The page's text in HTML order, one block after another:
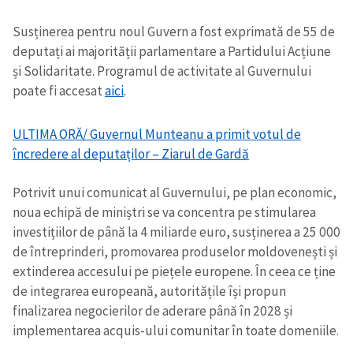
Susținerea pentru noul Guvern a fost exprimată de 55 de
deputați ai majorității parlamentare a Partidului Acțiune
și Solidaritate. Programul de activitate al Guvernului
poate fi accesataici.
ULTIMA ORĂ/ Guvernul Munteanu a primit votul de
încredere al deputaților – Ziarul de Gardă
Potrivit unui comunicat al Guvernului, pe plan economic,
noua echipă de miniștri se va concentra pe stimularea
investițiilor de până la 4 miliarde euro, susținerea a 25 000
de întreprinderi, promovarea produselor moldovenești și
extinderea accesului pe piețele europene. În ceea ce ține
de integrarea europeană, autoritățile își propun
finalizarea negocierilor de aderare până în 2028 și
implementarea acquis-ului comunitar în toate domeniile.